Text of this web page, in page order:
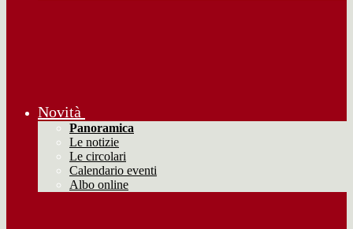
Novità
Panoramica
Le notizie
Le circolari
Calendario eventi
Albo online